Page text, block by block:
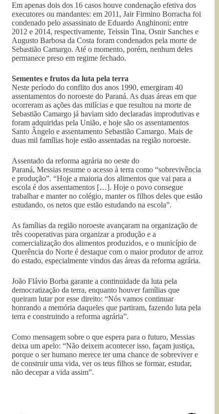
Em apenas dois dos 16 casos houve condenação efetiva dos
executores ou mandantes: em 2011, Jair Firmino Borracha foi
condenado pelo assassinato de Eduardo Anghinoni; entre
2012 e 2014, respectivamente, Teissin Tina, Osnir Sanches e
Augusto Barbosa da Costa foram condenados pela morte de
Sebastião Camargo. Até o momento, porém, nenhum deles
permanece preso em regime fechado.
Sementes e frutos da luta pela terra
Neste período do conflito dos anos 1990, emergiram 40
assentamentos do noroeste do Paraná. As duas áreas em que
ocorreram as ações das milícias e que resultou na morte de
Sebastião Camargo já haviam sido declaradas improdutivas e
foram adquiridas pela União, e hoje são os assentamentos
Santo Ângelo e assentamento Sebastião Camargo. Mais de
duas mil famílias hoje estão assentadas na região noroeste.
Assentado da reforma agrária no oeste do
Paraná, Messias resume o acesso à terra como “sobrevivência
e produção”. “Hoje a maioria dos alimentos que vai para a
escola é dos assentamentos […]. Hoje o povo consegue
trabalhar e manter no colégio, manter os filhos deles que estão
estudando, os netos que estão estudando na escola”.
As famílias da região noroeste avançaram na organização de
três cooperativas para organizar a produção e a
comercialização dos alimentos produzidos, e o município de
Querência do Norte é destaque com o maior produtor de arroz
do estado, especialmente vindos das áreas da reforma agrária.
João Flávio Borba garante a continuidade da luta pela
democratização da terra, enquanto houver famílias que
queiram lutar por esse direito: “Nós vamos continuar
honrando a memória daqueles que partiram, fazendo luta pela
terra e construindo a reforma agrária”.
Como mensagem sobre o que espera para o futuro, Messias
deixa um apelo: “Não deixem acontecer isso, façam justiça,
porque o ser humano merece ter uma chance de sobreviver e
de construir uma vida, ver os teus filhos se formar, estudar,
não decepar a vida assim”.